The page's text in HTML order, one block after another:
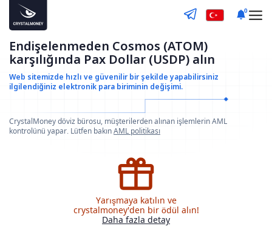
0
Endişelenmeden Cosmos (ATOM)
karşılığında Pax Dollar (USDP) alın
Web sitemizde hızlı ve güvenilir bir şekilde yapabilirsiniz
ilgilendiğiniz elektronik para biriminin değişimi.
CrystalMoney döviz bürosu, müşterilerden alınan işlemlerin AML
kontrolünü yapar. Lütfen bakınAML politikası
Yarışmaya katılın ve
crystalmoney'den bir ödül alın!
Daha fazla detay